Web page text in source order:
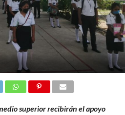
superior recibirán el apoyo